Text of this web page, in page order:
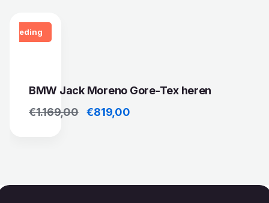
BMW Jack Moreno Gore-Tex heren
€1.169,00 Oorspronkelijke prijs was: €1.169,00.
€819,00Huidige prijs is: €819,00.